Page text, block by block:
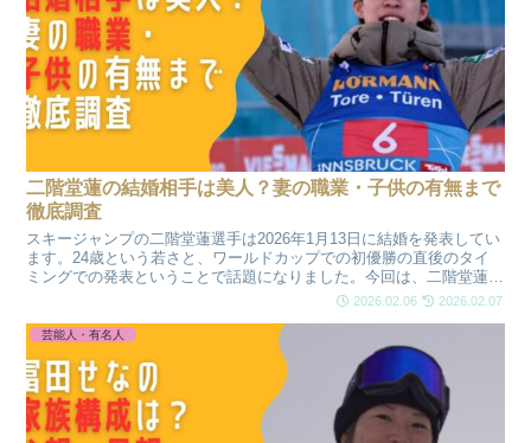
二階堂蓮の結婚相手は美人？妻の職業・子供の有無まで
徹底調査
スキージャンプの二階堂蓮選手は2026年1月13日に結婚を発表してい
ます。24歳という若さと、ワールドカップでの初優勝の直後のタイ
ミングでの発表ということで話題になりました。今回は、二階堂蓮選
手の結婚相手について「美人なのか？」「どんな職業なのか？」子供
2026.02.06 2026.02.07
芸能人・有名人